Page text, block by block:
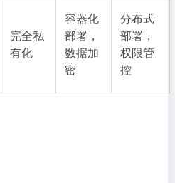
完全私
有化
容器化
部署，
数据加
密
分布式
部署，
权限管
控